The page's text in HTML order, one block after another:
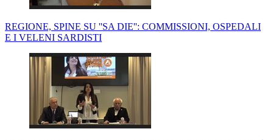
REGIONE, SPINE SU ''SA DIE'': COMMISSIONI, OSPEDALI
E I VELENI SARDISTI